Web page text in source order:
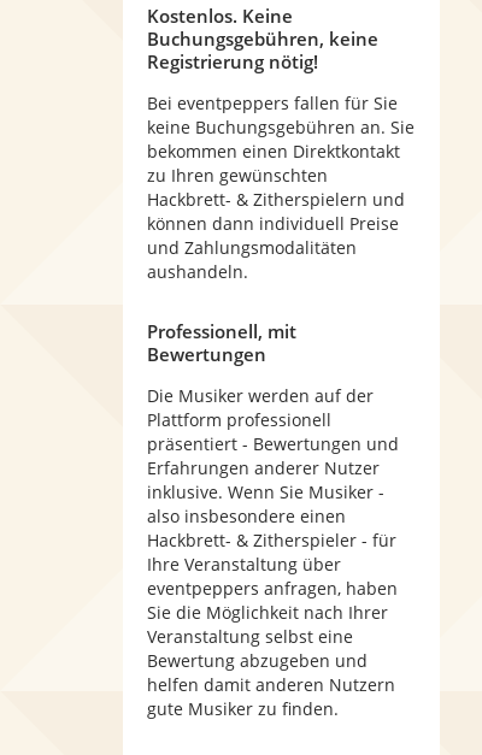
Kostenlos. Keine
Buchungsgebühren, keine
Registrierung nötig!
Bei eventpeppers fallen für Sie
keine Buchungsgebühren an. Sie
bekommen einen Direktkontakt
zu Ihren gewünschten
Hackbrett- & Zitherspielern und
können dann individuell Preise
und Zahlungsmodalitäten
aushandeln.
Professionell, mit
Bewertungen
Die Musiker werden auf der
Plattform professionell
präsentiert - Bewertungen und
Erfahrungen anderer Nutzer
inklusive. Wenn Sie Musiker -
also insbesondere einen
Hackbrett- & Zitherspieler - für
Ihre Veranstaltung über
eventpeppers anfragen, haben
Sie die Möglichkeit nach Ihrer
Veranstaltung selbst eine
Bewertung abzugeben und
helfen damit anderen Nutzern
gute Musiker zu finden.